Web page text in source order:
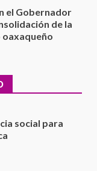
el Gobernador
de la
Garza
Jara
en